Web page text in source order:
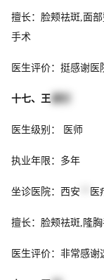
擅长：脸颊祛斑,面
手术
医生评价：挺感谢医
十七、王
医生级别： 医师
执业年限：多年
坐诊医院：西安 医
擅长：脸颊祛斑,隆
医生评价：非常感